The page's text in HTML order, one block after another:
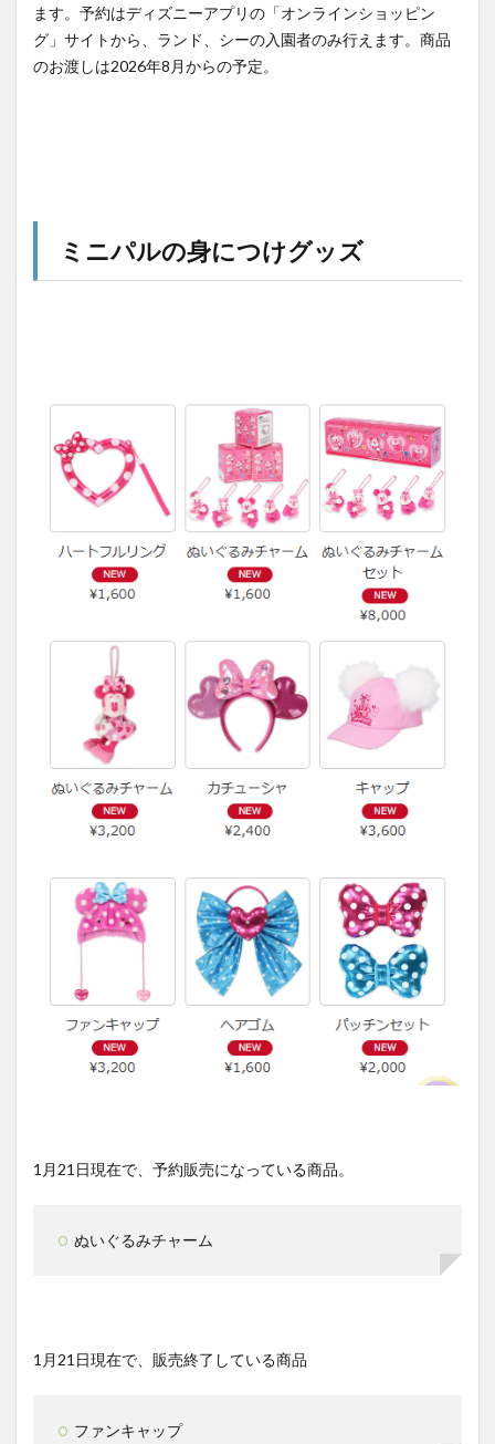
ます。予約はディズニーアプリの「オンラインショッピン
グ」サイトから、ランド、シーの入園者のみ行えます。商品
のお渡しは2026年8月からの予定。
ミニパルの身につけグッズ
1月21日現在で、予約販売になっている商品。
ぬいぐるみチャーム
1月21日現在で、販売終了している商品
ファンキャップ